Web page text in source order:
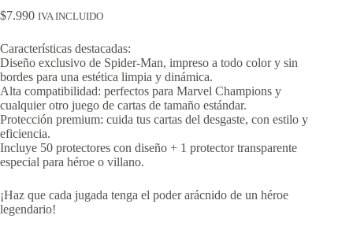
$7.990 IVA INCLUIDO
Características destacadas:
Diseño exclusivo de Spider-Man, impreso a todo color y sin
bordes para una estética limpia y dinámica.
Alta compatibilidad: perfectos para Marvel Champions y
cualquier otro juego de cartas de tamaño estándar.
Protección premium: cuida tus cartas del desgaste, con estilo y
eficiencia.
Incluye 50 protectores con diseño + 1 protector transparente
especial para héroe o villano.
¡Haz que cada jugada tenga el poder arácnido de un héroe
legendario!